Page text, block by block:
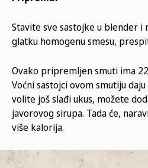
Stavite sve sastojke u blender
glatku homogenu smesu,
Ovako pripremljen smuti ima
Voćni sastojci ovom smutiju
volite još slađi ukus, možete
javorovog sirupa. Tada će,
više kalorija.